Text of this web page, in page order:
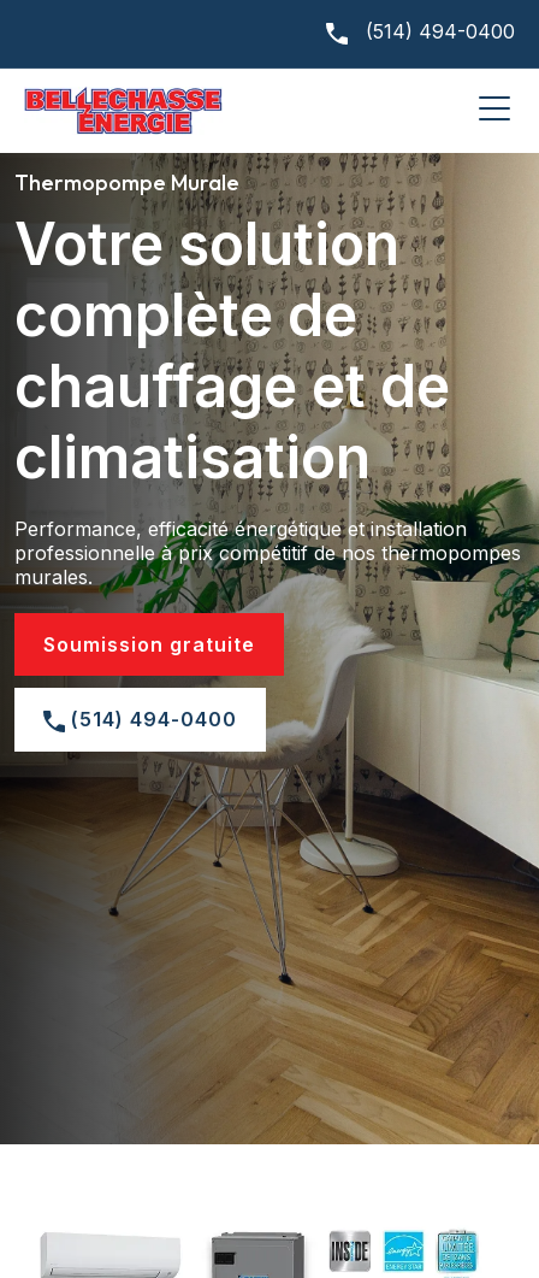
(514) 494-0400
Thermopompe Murale
Votre solution
complète de
chauffage et de
climatisation
Performance, efficacité énergétique et installation
professionnelle à prix compétitif de nos thermopompes
murales.
Soumission gratuite
(514) 494-0400